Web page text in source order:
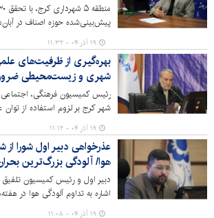
پیش‌بینی‌شده حوزه اصناف در
و اصناف در قالب «طرح همدلی»
مدیریتی را کلید این موفقیت
۱۹ آذر ۰۴ - ۱۱:۳۲
بهره‌گیری از ظرفیت‌های
شهری و زیست‌محیطی
رئیس کمیسیون فرهنگی،
شهر کرج بر لزوم استفاده از
برای ارتقای مدیریت شهری تأکید
۱۹ آذر ۰۴ - ۱۱:۱۲
عذرخواهی دبیر اول شورا از
هوا/ آلودگی بزرگ‌ترین
دبیر اول و رئیس کمیسیون
اشاره به تداوم آلودگی هوا در
عذرخواهی کرد و خواستار قرار
۱۹ آذر ۰۴ - ۱۱:۰۸